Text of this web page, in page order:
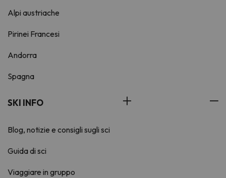
Alpi austriache
Pirinei Francesi
Andorra
Spagna
SKI INFO
Blog, notizie e consigli sugli sci
Guida di sci
Viaggiare in gruppo